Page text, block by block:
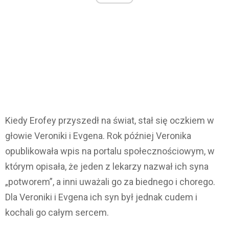
Kiedy Erofey przyszedł na świat, stał się oczkiem w
głowie Veroniki i Evgena. Rok później Veronika
opublikowała wpis na portalu społecznościowym, w
którym opisała, że jeden z lekarzy nazwał ich syna
„potworem”, a inni uważali go za biednego i chorego.
Dla Veroniki i Evgena ich syn był jednak cudem i
kochali go całym sercem.